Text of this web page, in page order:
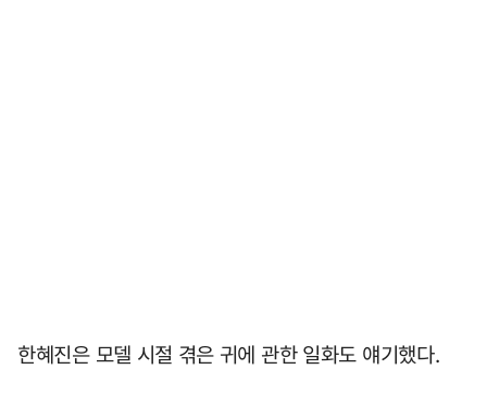
한혜진은 모델 시절 겪은 귀에 관한 일화도 얘기했다.